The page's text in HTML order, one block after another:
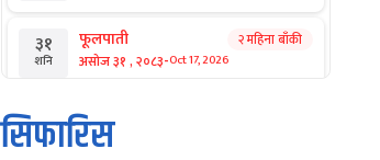
३१
शनि
फूलपाती
असोज ३१ , २०८३-Oct 17, 2026
२ महिना बाँकी
१
आइत
कार्तिक सङ्क्रान्ति
कार्तिक १, २०८३
सिफारिस